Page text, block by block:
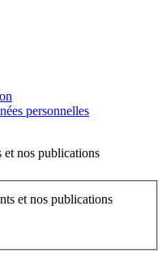
personnelles
et nos publications
et nos publications